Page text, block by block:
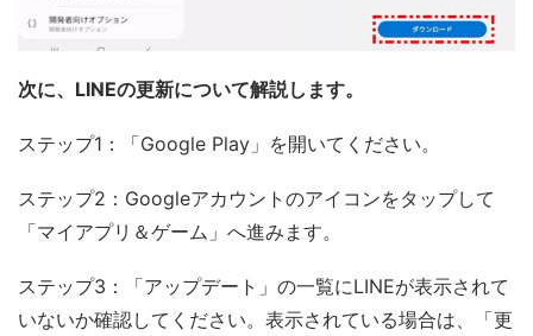
次に、LINEの更新について解説します。
ステップ1：「Google Play」を開いてください。
ステップ2：Googleアカウントのアイコンをタップして
「マイアプリ＆ゲーム」へ進みます。
ステップ3：「アップデート」の一覧にLINEが表示されて
いないか確認してください。表示されている場合は、「更